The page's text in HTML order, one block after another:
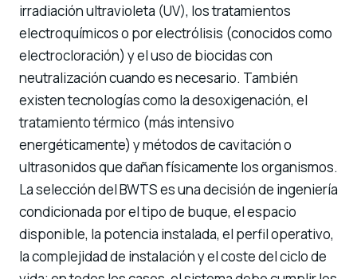
irradiación ultravioleta (UV), los tratamientos
electroquímicos o por electrólisis (conocidos como
electrocloración) y el uso de biocidas con
neutralización cuando es necesario. También
existen tecnologías como la desoxigenación, el
tratamiento térmico (más intensivo
energéticamente) y métodos de cavitación o
ultrasonidos que dañan físicamente los organismos.
La selección del BWTS es una decisión de ingeniería
condicionada por el tipo de buque, el espacio
disponible, la potencia instalada, el perfil operativo,
la complejidad de instalación y el coste del ciclo de